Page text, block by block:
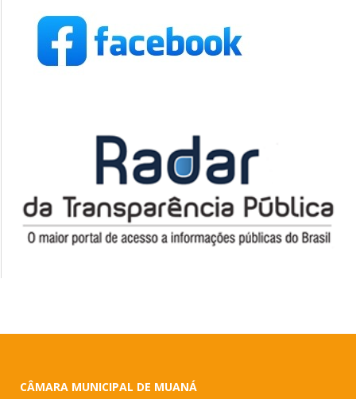
CÂMARA MUNICIPAL DE MUANÁ